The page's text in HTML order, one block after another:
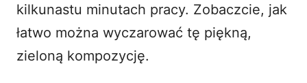
kilkunastu minutach pracy. Zobaczcie, jak
łatwo można wyczarować tę piękną,
zieloną kompozycję.